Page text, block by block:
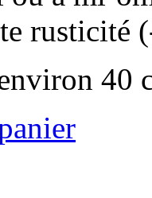
rusticité
40